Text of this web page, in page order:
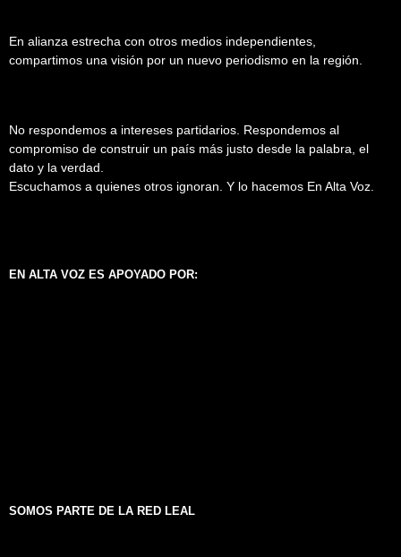
En alianza estrecha con otros medios independientes,
compartimos una visión por un nuevo periodismo en la región.
No respondemos a intereses partidarios. Respondemos al
compromiso de construir un país más justo desde la palabra, el
dato y la verdad.
Escuchamos a quienes otros ignoran. Y lo hacemos En Alta Voz.
EN ALTA VOZ ES APOYADO POR:
SOMOS PARTE DE LA RED LEAL